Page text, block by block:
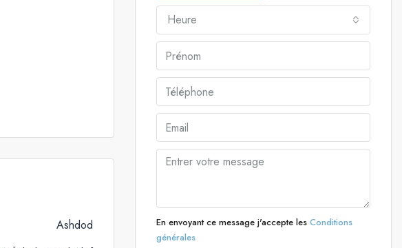
Ashdod
Heure
En envoyant ce message j'accepte les Conditions
générales